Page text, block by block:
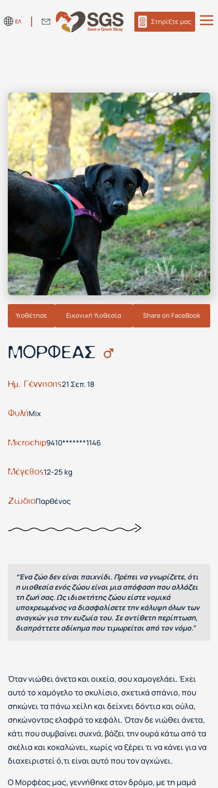
ΕΛ Στηρίξτε μας
ΜΟΡΦΕΑΣ
Ημ. Γέννησης21 Σεπ. 18
ΦυλήMix
Microchip9410*******1146
Μέγεθος12-25 kg
ΖώδιοΠαρθένος
“Ένα ζώο δεν είναι παιχνίδι. Πρέπει να γνωρίζετε, ότι
η υιοθεσία ενός ζώου είναι μια απόφαση που αλλάζει
τη ζωή σας. Ως ιδιοκτήτης ζώου είστε νομικά
υποχρεωμένος να διασφαλίσετε την κάλυψη όλων των
αναγκών για την ευζωία του. Σε αντίθετη περίπτωση,
διαπράττετε αδίκημα που τιμωρείται από τον νόμο.”
Όταν νιώθει άνετα και οικεία, σου χαμογελάει. Έχει
αυτό το χαμόγελο το σκυλίσιο, σχετικά σπάνιο, που
σηκώνει τα πάνω χείλη και δείχνει δόντια και ούλα,
σηκώνοντας ελαφρά το κεφάλι. Όταν δε νιώθει άνετα,
κάτι που συμβαίνει συχνά, βάζει την ουρά κάτω από τα
σκέλια και κοκαλώνει, χωρίς να ξέρει τι να κάνει για να
διαχειριστεί ό,τι είναι αυτό που τον αγχώνει.
Ο Μορφέας μας, γεννήθηκε στον δρόμο, με τη μαμά
Υιοθέτησε Εικονική Υιοθεσία Share on FaceBook